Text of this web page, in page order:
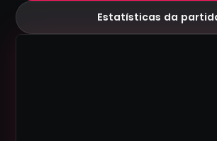
Estatísticas da